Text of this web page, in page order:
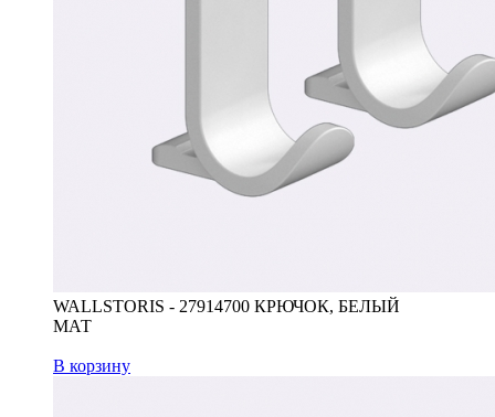
WALLSTORIS - 27914700 КРЮЧОК, БЕЛЫЙ
МАТ
В корзину